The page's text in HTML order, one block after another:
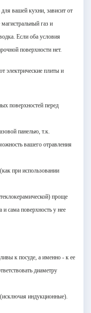
вашей кухни, зависит от
газ и
Если оба условия
поверхности нет.
электрические плиты и
поверхностей перед
панелью, т.к.
вашего отравления
при использовании
проще
и сама поверхность у нее
к посуде, а именно - к ее
диаметру
индукционные).